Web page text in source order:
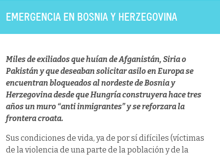
EMERGENCIA EN BOSNIA Y HERZEGOVINA
Miles de exiliados que huían de Afganistán, Siria o
Pakistán y que deseaban solicitar asilo en Europa se
encuentran bloqueados al nordeste de Bosnia y
Herzegovina desde que Hungría construyera hace tres
años un muro “anti inmigrantes” y se reforzara la
frontera croata.
Sus condiciones de vida, ya de por sí difíciles (víctimas
de la violencia de una parte de la población y de la